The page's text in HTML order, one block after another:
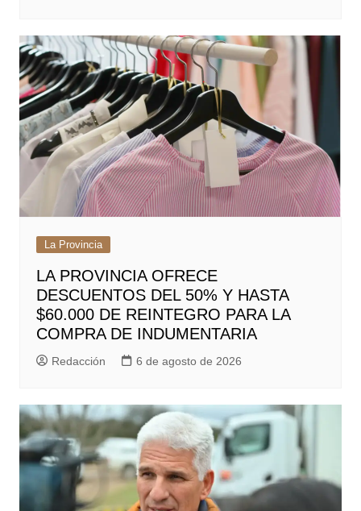
La Provincia
LA PROVINCIA OFRECE
DESCUENTOS DEL 50% Y HASTA
$60.000 DE REINTEGRO PARA LA
COMPRA DE INDUMENTARIA
Redacción 6 de agosto de 2026